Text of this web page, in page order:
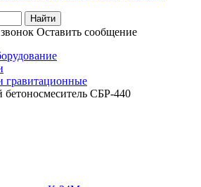
Найти
Оставить сообщение
гравитационные
СБР-440